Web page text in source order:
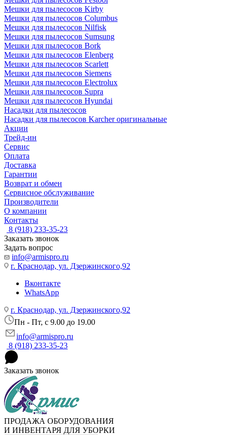
Мешки для пылесосов Kirby
Мешки для пылесосов Columbus
Мешки для пылесосов Nilfisk
Мешки для пылесосов Sumsung
Мешки для пылесосов Bork
Мешки для пылесосов Elenberg
Мешки для пылесосов Scarlett
Мешки для пылесосов Siemens
Мешки для пылесосов Electrolux
Мешки для пылесосов Supra
Мешки для пылесосов Hyundai
Насадки для пылесосов
Насадки для пылесосов Karcher оригинальные
Акции
Трейд-ин
Сервис
Оплата
Доставка
Гарантии
Возврат и обмен
Сервисное обслуживание
Производители
О компании
Контакты
8 (918) 233-35-23
Заказать звонок
Задать вопрос
info@armispro.ru
г. Краснодар, ул. Дзержинского,92
Вконтакте
WhatsApp
г. Краснодар, ул. Дзержинского,92
Пн - Пт, c 9.00 до 19.00
info@armispro.ru
8 (918) 233-35-23
Заказать звонок
ПРОДАЖА ОБОРУДОВАНИЯ
И ИНВЕНТАРЯ ДЛЯ УБОРКИ